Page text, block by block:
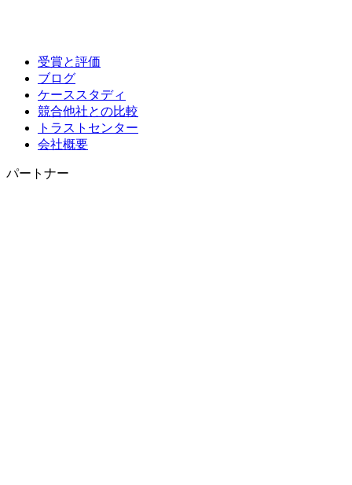
受賞と評価
ブログ
ケーススタディ
競合他社との比較
トラストセンター
会社概要
パートナー